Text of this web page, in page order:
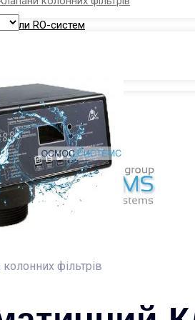
RO-систем
фільтрів